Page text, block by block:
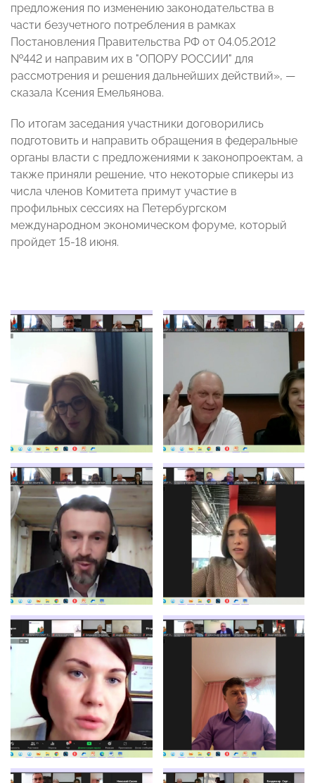
предложения по изменению законодательства в
части безучетного потребления в рамках
Постановления Правительства РФ от 04.05.2012
№442 и направим их в "ОПОРУ РОССИИ" для
рассмотрения и решения дальнейших действий», —
сказала Ксения Емельянова.
По итогам заседания участники договорились
подготовить и направить обращения в федеральные
органы власти с предложениями к законопроектам, а
также приняли решение, что некоторые спикеры из
числа членов Комитета примут участие в
профильных сессиях на Петербургском
международном экономическом форуме, который
пройдет 15-18 июня.